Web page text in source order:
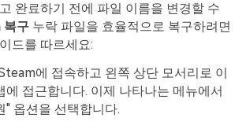
완료하기 전에 파일 이름을 변경할 수
구 누락 파일을 효율적으로 복구하려면
드를 따르세요:
에 접속하고 왼쪽 상단 모서리로 이
에 접근합니다. 이제 나타나는 메뉴에서
" 옵션을 선택합니다.